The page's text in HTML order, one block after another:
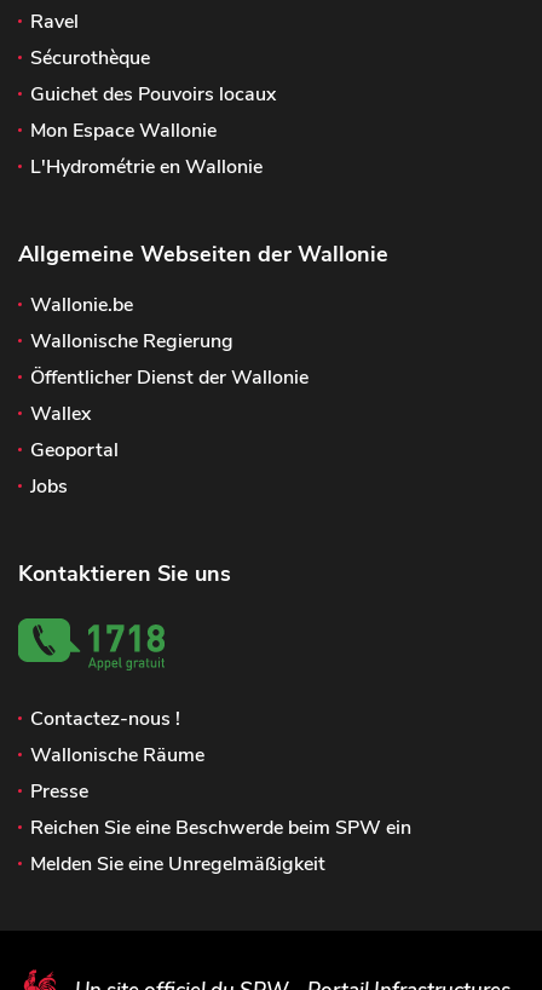
Ravel
Sécurothèque
Guichet des Pouvoirs locaux
Mon Espace Wallonie
L'Hydrométrie en Wallonie
Allgemeine Webseiten der Wallonie
Wallonie.be
Wallonische Regierung
Öffentlicher Dienst der Wallonie
Wallex
Geoportal
Jobs
Kontaktieren Sie uns
Contactez-nous !
Wallonische Räume
Presse
Reichen Sie eine Beschwerde beim SPW ein
Melden Sie eine Unregelmäßigkeit